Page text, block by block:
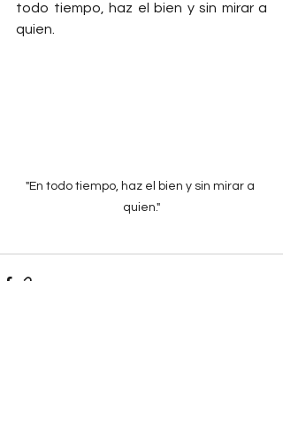
todo tiempo, haz el bien y sin mirar a
quien.
"En todo tiempo, haz el bien y sin mirar a
quien."